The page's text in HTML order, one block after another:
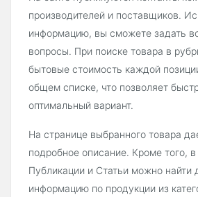
производителей и поставщиков.
информацию, вы сможете задать
вопросы. При поиске товара в
бытовые стоимость каждой
общем списке, что позволяет
оптимальный вариант.
На странице выбранного товара
подробное описание. Кроме того,
Публикации и Статьи можно найти
информацию по продукции из